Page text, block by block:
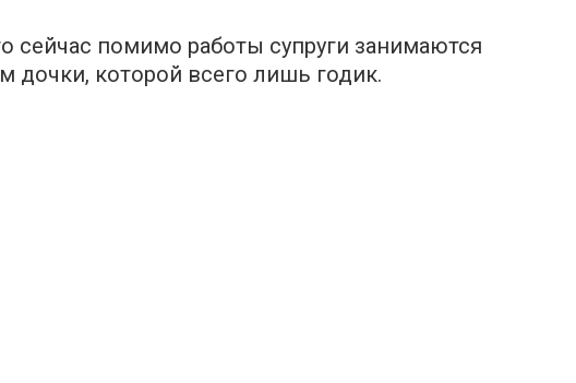
сейчас помимо работы супруги занимаются
дочки, которой всего лишь годик.